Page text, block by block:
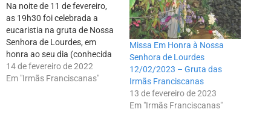
Na noite de 11 de fevereiro,
as 19h30 foi celebrada a
eucaristia na gruta de Nossa
Senhora de Lourdes, em
honra ao seu dia (conhecida
como a Gruta das Irmãs).
Frei Oswaldo, da paróquia
14 de fevereiro de 2022
Em "Irmãs Franciscanas"
Missa Em Honra à Nossa
Senhora de Lourdes
12/02/2023 – Gruta das
Irmãs Franciscanas
13 de fevereiro de 2023
Em "Irmãs Franciscanas"